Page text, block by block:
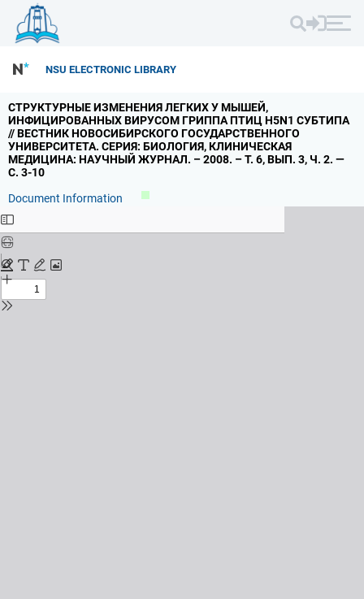
NSU ELECTRONIC LIBRARY
СТРУКТУРНЫЕ ИЗМЕНЕНИЯ ЛЕГКИХ У МЫШЕЙ,
ИНФИЦИРОВАННЫХ ВИРУСОМ ГРИППА ПТИЦ H5N1 СУБТИПА
// ВЕСТНИК НОВОСИБИРСКОГО ГОСУДАРСТВЕННОГО
УНИВЕРСИТЕТА. СЕРИЯ: БИОЛОГИЯ,КЛИНИЧЕСКАЯ
МЕДИЦИНА: НАУЧНЫЙ ЖУРНАЛ. – 2008. – Т. 6,ВЫП. 3, Ч. 2. —
С. 3-10
Document Information